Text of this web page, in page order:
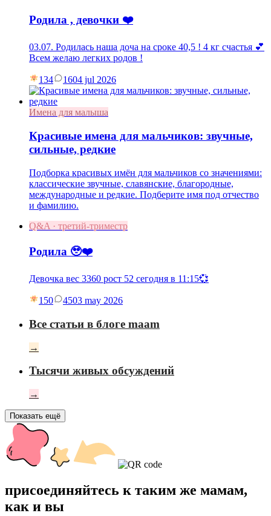
Родила , девочки ❤️
03.07. Родилась наша доча на сроке 40,5 ! 4 кг счастья 💕
Всем желаю легких родов !
134 1604 jul 2026
Имена для малыша
Красивые имена для мальчиков: звучные,
сильные, редкие
Подборка красивых имён для мальчиков со значениями:
классические звучные, славянские, благородные,
международные и редкие. Подберите имя под отчество
и фамилию.
Q&A · третий-триместр
Родила 🥹❤️
Девочка вес 3360 рост 52 сегодня в 11:15💞
150 4503 may 2026
Все статьи в блоге maam
→
Тысячи живых обсуждений
→
Показать ещё
присоединяйтесь к таким же мамам,
как и вы